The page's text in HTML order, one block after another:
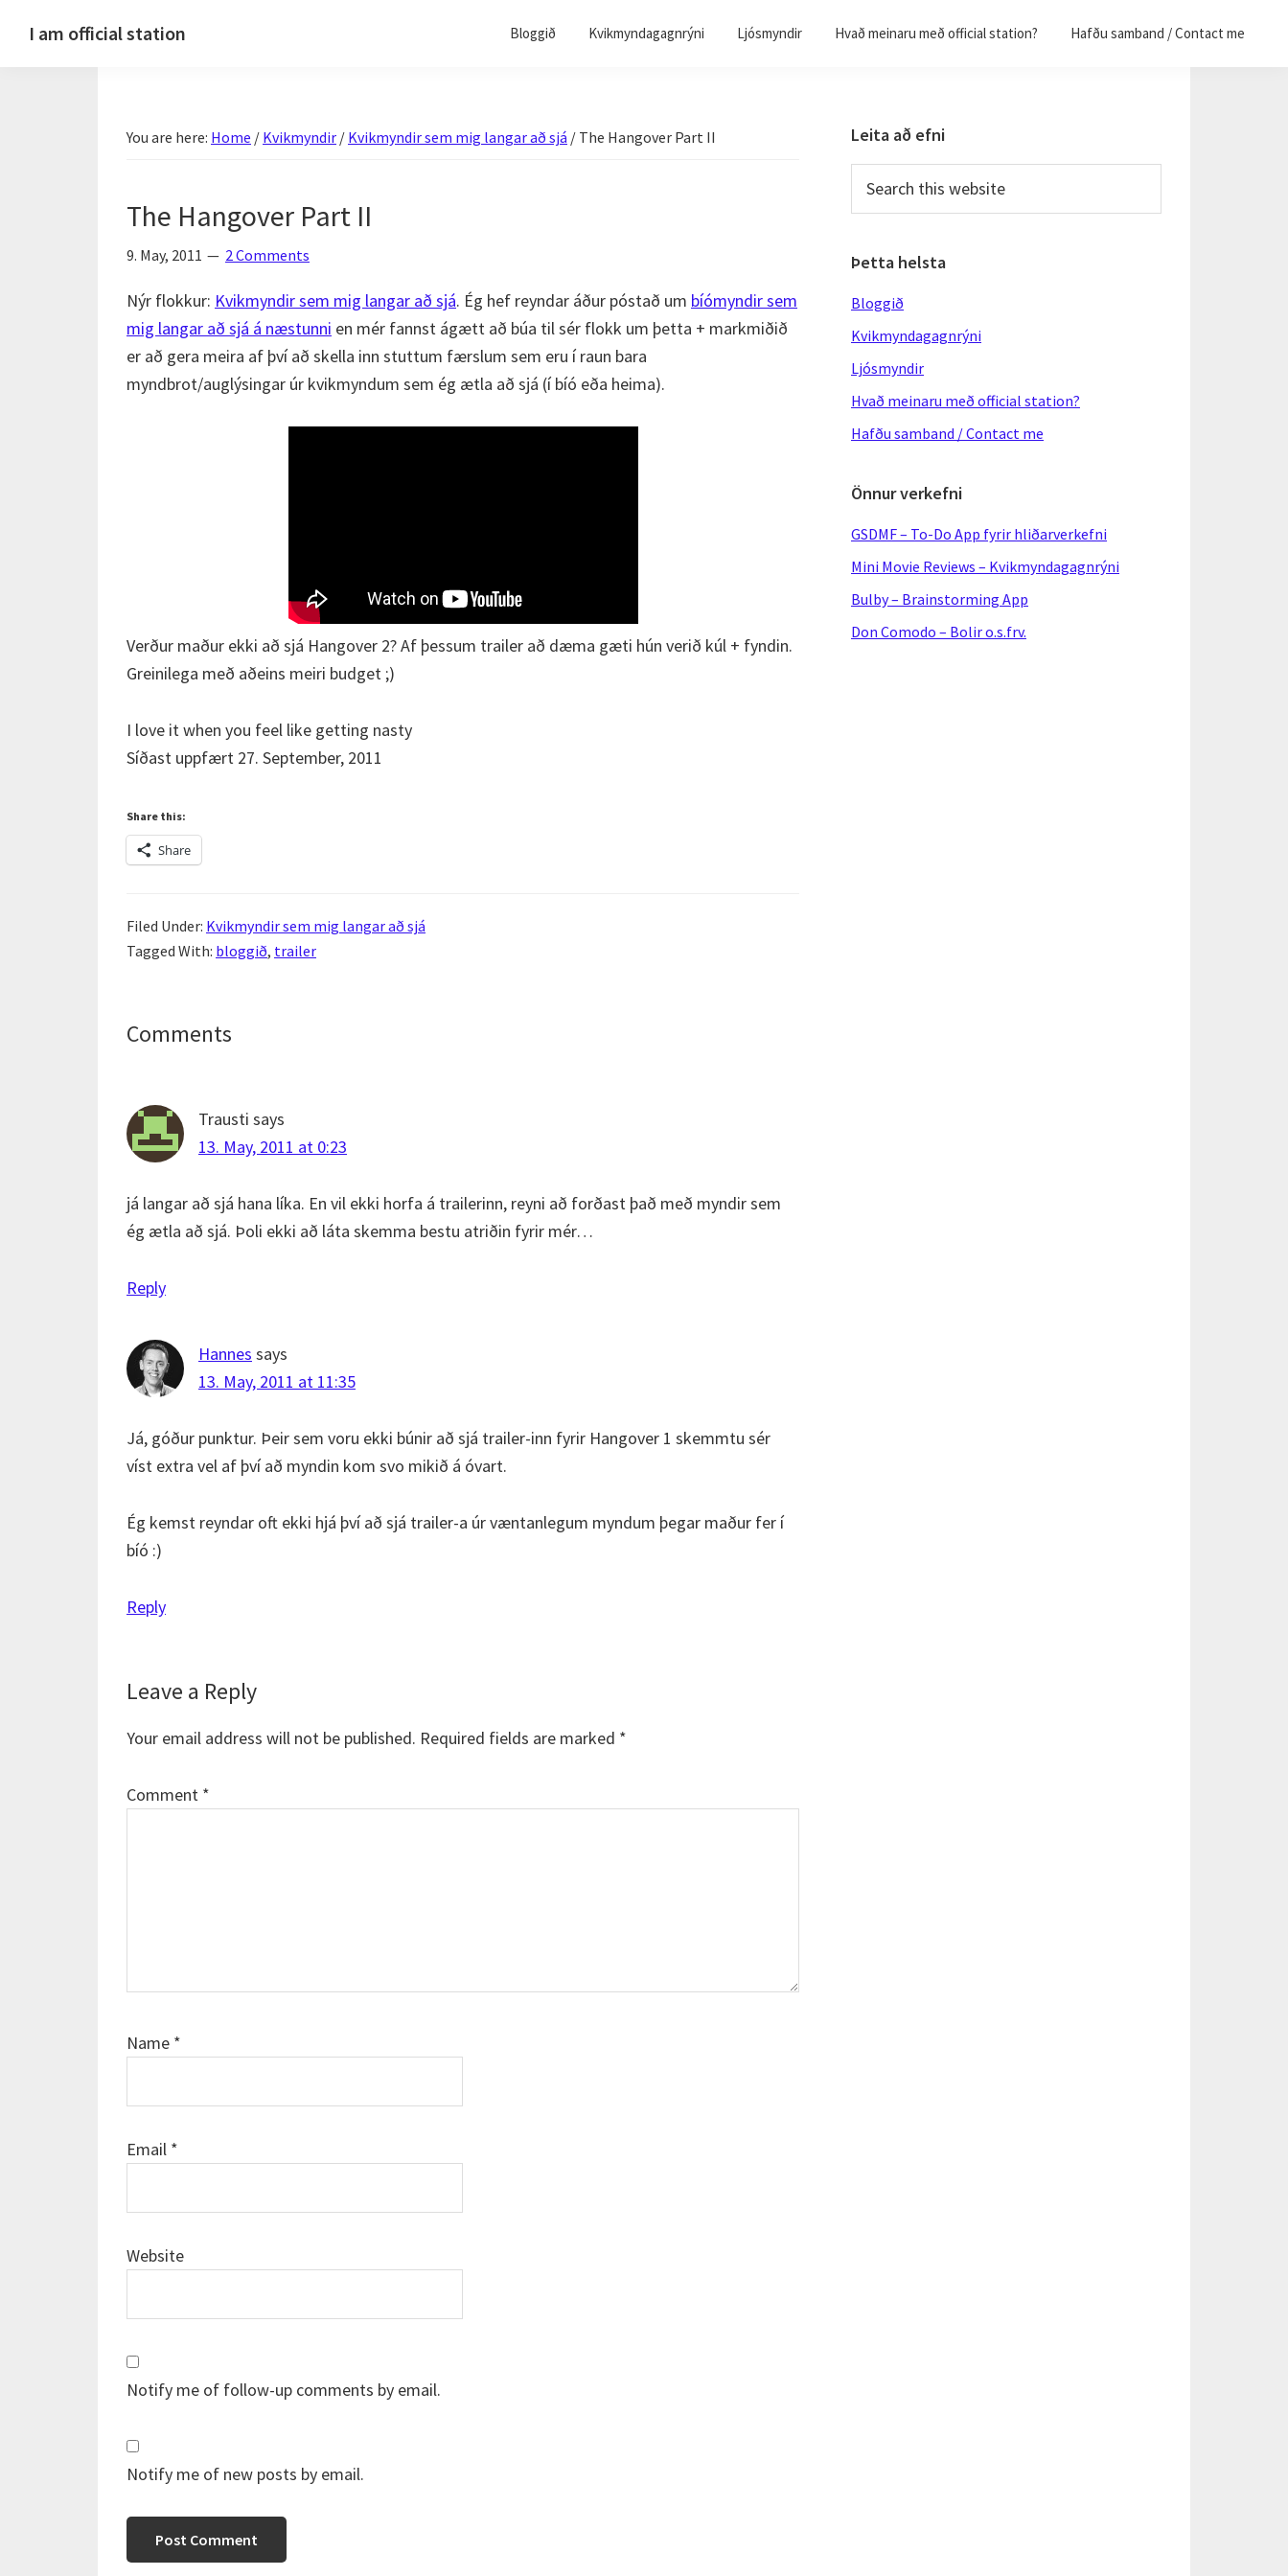
I am official station Bloggið Kvikmyndagagnrýni Ljósmyndir Hvað meinaru með official station? Hafðu samband / Contact me
You are here: Home / Kvikmyndir / Kvikmyndir sem mig langar að sjá / The Hangover Part II
The Hangover Part II
9. May, 2011 2 Comments
Nýr flokkur: Kvikmyndir sem mig langar að sjá. Ég hef reyndar áður póstað um bíómyndir sem
mig langar að sjá á næstunni en mér fannst ágætt að búa til sér flokk um þetta + markmiðið
er að gera meira af því að skella inn stuttum færslum sem eru í raun bara
myndbrot/auglýsingar úr kvikmyndum sem ég ætla að sjá (í bíó eða heima).
Verður maður ekki að sjá Hangover 2? Af þessum trailer að dæma gæti hún verið kúl + fyndin.
Greinilega með aðeins meiri budget ;)
I love it when you feel like getting nasty
Síðast uppfært 27. September, 2011
Share this:
Share
Filed Under: Kvikmyndir sem mig langar að sjá
Tagged With: bloggið, trailer
Reader
Comments
Trausti says
13. May, 2011 at 0:23
já langar að sjá hana líka. En vil ekki horfa á trailerinn, reyni að forðast það með myndir sem
ég ætla að sjá. Þoli ekki að láta skemma bestu atriðin fyrir mér…
Reply
Hannes says
13. May, 2011 at 11:35
Já, góður punktur. Þeir sem voru ekki búnir að sjá trailer-inn fyrir Hangover 1 skemmtu sér
víst extra vel af því að myndin kom svo mikið á óvart.
Ég kemst reyndar oft ekki hjá því að sjá trailer-a úr væntanlegum myndum þegar maður fer í
bíó :)
Reply
Leave a Reply
Your email address will not be published. Required fields are marked *
Comment *
Name *
Email *
Website
Notify me of follow-up comments by email.
Notify me of new posts by email.
Primary
Sidebar
Leita að efni
this
Þetta helsta
Bloggið
Kvikmyndagagnrýni
Ljósmyndir
Hvað meinaru með official station?
Hafðu samband / Contact me
Önnur verkefni
GSDMF – To-Do App fyrir hliðarverkefni
Mini Movie Reviews – Kvikmyndagagnrýni
Bulby – Brainstorming App
Don Comodo – Bolir o.s.frv.